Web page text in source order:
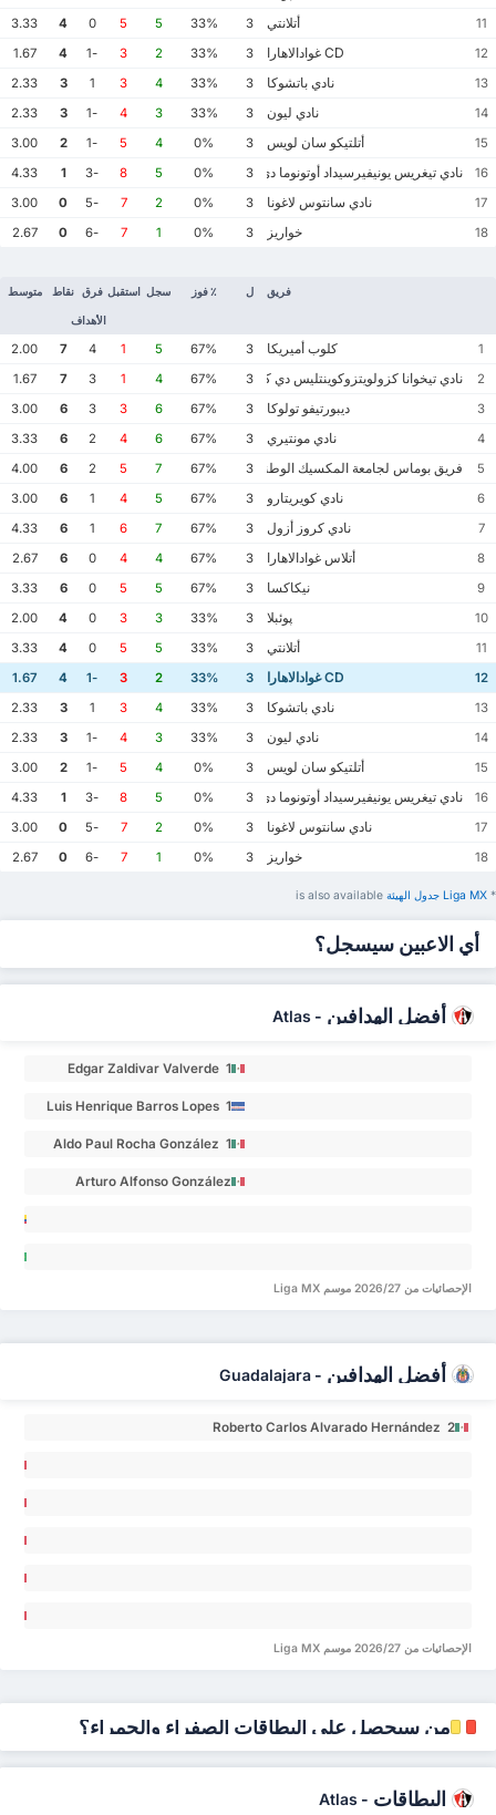
11
أتلانتي 3
33%
5
5
0
4
3.33
12
3
33%
2
3
-1
4
1.67
13
نادي باتشوكا 3
33%
4
3
1
3
2.33
14
نادي ليون 3
33%
3
4
-1
3
2.33
15
أتلتيكو سان لويس 3
0%
4
5
-1
2
3.00
16
نادي تيغريس يونيفيرسيداد أوتونوما دي نويفو ليون
3
0%
5
8
-3
1
4.33
17
نادي سانتوس لاغونا 3
0%
2
7
-5
0
3.00
18
خواريز 3
0%
1
7
-6
0
2.67
فريق ل ٪ فوز سجل استقبل فرق
الأهداف
نقاط متوسط
1 كلوب أميريكا 3
67%
5
1
4
7
2.00
2
نادي تيخوانا كزولويتزوكوينتليس دي كاليينتي
3
67%
4
1
3
7
1.67
3
ديبورتيفو تولوكا 3
67%
6
3
3
6
3.00
4
نادي مونتيري 3
67%
6
4
2
6
3.33
5
فريق بوماس لجامعة المكسيك الوطنية المستقلة
3
67%
7
5
2
6
4.00
6
نادي كويريتارو 3
67%
5
4
1
6
3.00
7
نادي كروز أزول 3
67%
7
6
1
6
4.33
8
أتلاس غوادالاهارا 3
67%
4
4
0
6
2.67
9
نيكاكسا 3
67%
5
5
0
6
3.33
10
پوئبلا 3
33%
3
3
0
4
2.00
11
أتلانتي 3
33%
5
5
0
4
3.33
12
3
33%
2
3
-1
4
1.67
13
نادي باتشوكا 3
33%
4
3
1
3
2.33
14
نادي ليون 3
33%
3
4
-1
3
2.33
15
أتلتيكو سان لويس 3
0%
4
5
-1
2
3.00
16
نادي تيغريس يونيفيرسيداد أوتونوما دي نويفو ليون
3
0%
5
8
-3
1
4.33
17
نادي سانتوس لاغونا 3
0%
2
7
-5
0
3.00
18
خواريز 3
0%
1
7
-6
0
2.67
* Liga MX ‏جدول الهيئة
أي الاعبين سيسجل؟
أفضل الهدافين -
Atlas
Edgar Zaldivar Valverde 1
Luis Henrique Barros Lopes 1
Aldo Paul Rocha González 1
Arturo Alfonso González
الإحصائيات من 2026/27 موسم Liga MX
أفضل الهدافين -
Guadalajara
Roberto Carlos Alvarado Hernández 2
0
0
الإحصائيات من 2026/27 موسم Liga MX
من سيحصل على البطاقات الصفراء والحمراء؟
البطاقات -
Atlas